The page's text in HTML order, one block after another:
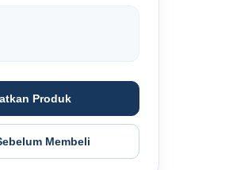
Produk
Membeli